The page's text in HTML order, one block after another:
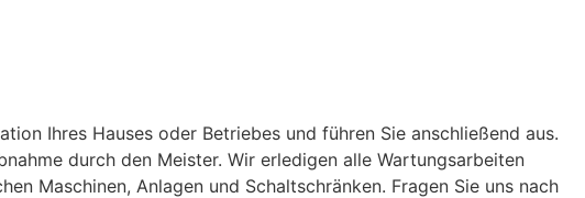
Ihres Hauses oder Betriebes und führen Sie anschließend aus.
durch den Meister. Wir erledigen alle Wartungsarbeiten
Maschinen, Anlagen und Schaltschränken. Fragen Sie uns nach